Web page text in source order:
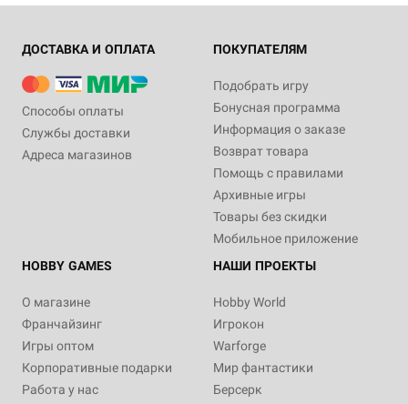
ДОСТАВКА И ОПЛАТА
Способы оплаты
Службы доставки
Адреса магазинов
ПОКУПАТЕЛЯМ
Подобрать игру
Бонусная программа
Информация о заказе
Возврат товара
Помощь с правилами
Архивные игры
Товары без скидки
Мобильное приложение
HOBBY GAMES
О магазине
Франчайзинг
Игры оптом
Корпоративные подарки
Работа у нас
НАШИ ПРОЕКТЫ
Hobby World
Игрокон
Warforge
Мир фантастики
Берсерк